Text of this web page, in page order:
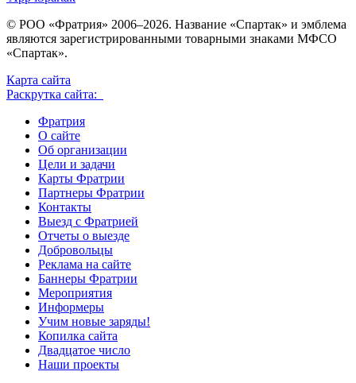
© РОО «Фратрия» 2006–2026. Название «Спартак» и эмблема
являются зарегистрированными товарными знаками МФСО
«Спартак».
Карта сайта
Раскрутка сайта:
Фратрия
О сайте
Об организации
Цели и задачи
Карты Фратрии
Партнеры Фратрии
Контакты
Выезд с Фратрией
Отчеты о выезде
Добровольцы
Реклама на сайте
Баннеры Фратрии
Мероприятия
Информеры
Учим новые заряды!
Копилка сайта
Двадцатое число
Наши проекты